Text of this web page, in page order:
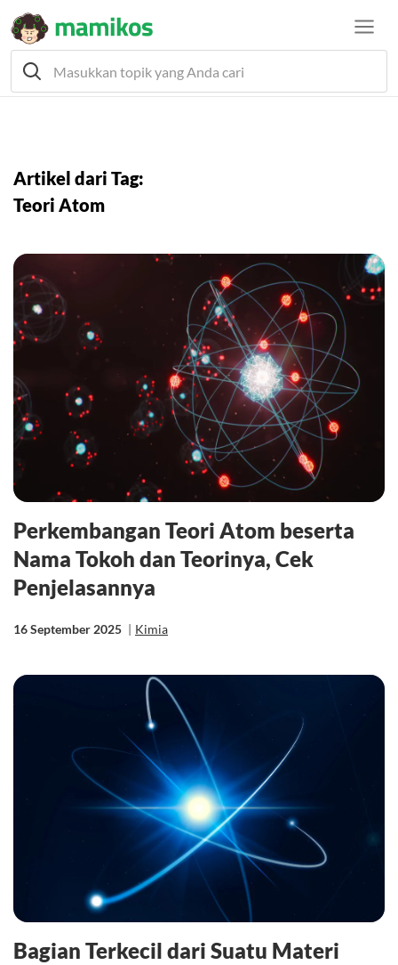
Artikel dari Tag:
Teori Atom
Perkembangan Teori Atom beserta
Nama Tokoh dan Teorinya, Cek
Penjelasannya
16 September 2025 | Kimia
Bagian Terkecil dari Suatu Materi